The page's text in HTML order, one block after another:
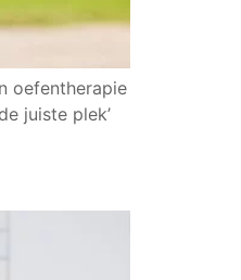
oefentherapie
juiste plek’